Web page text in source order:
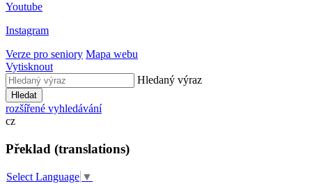
Youtube
Instagram
Verze pro seniory Mapa webu
Vytisknout
Hledaný výraz
Hledat
rozšířené vyhledávání
cz
Překlad (translations)
Select Language ▼